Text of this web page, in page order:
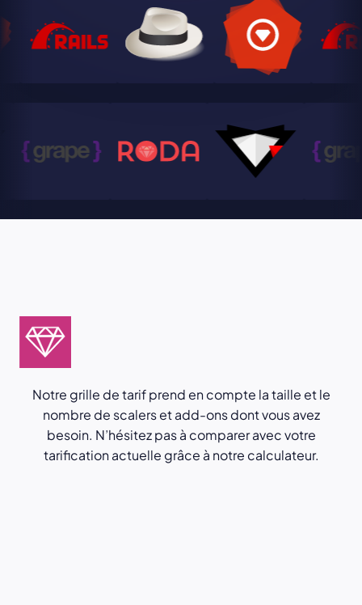
Notre grille de tarif prend en compte la taille et le
nombre de scalers et add-ons dont vous avez
besoin. N’hésitez pas à comparer avec votre
tarification actuelle grâce à notre calculateur.